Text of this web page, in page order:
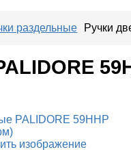
раздельные Ручки
изображение